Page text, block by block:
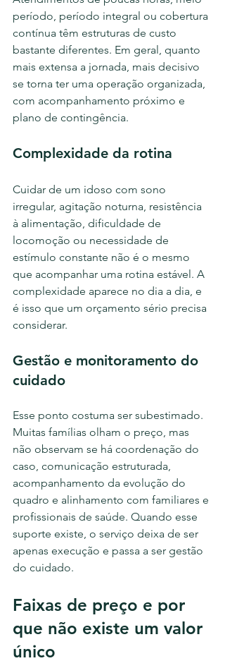
período, período integral ou cobertura
contínua têm estruturas de custo
bastante diferentes. Em geral, quanto
mais extensa a jornada, mais decisivo
se torna ter uma operação organizada,
com acompanhamento próximo e
plano de contingência.
Complexidade da rotina
Cuidar de um idoso com sono
irregular, agitação noturna, resistência
à alimentação, dificuldade de
locomoção ou necessidade de
estímulo constante não é o mesmo
que acompanhar uma rotina estável. A
complexidade aparece no dia a dia, e
é isso que um orçamento sério precisa
considerar.
Gestão e monitoramento do
cuidado
Esse ponto costuma ser subestimado.
Muitas famílias olham o preço, mas
não observam se há coordenação do
caso, comunicação estruturada,
acompanhamento da evolução do
quadro e alinhamento com familiares e
profissionais de saúde. Quando esse
suporte existe, o serviço deixa de ser
apenas execução e passa a ser gestão
do cuidado.
Faixas de preço e por
que não existe um valor
único